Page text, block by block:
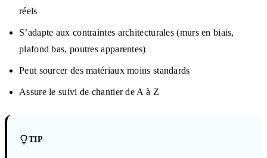
réels
S’adapte aux contraintes architecturales (murs en biais,
plafond bas, poutres apparentes)
Peut sourcer des matériaux moins standards
Assure le suivi de chantier de A à Z
TIP